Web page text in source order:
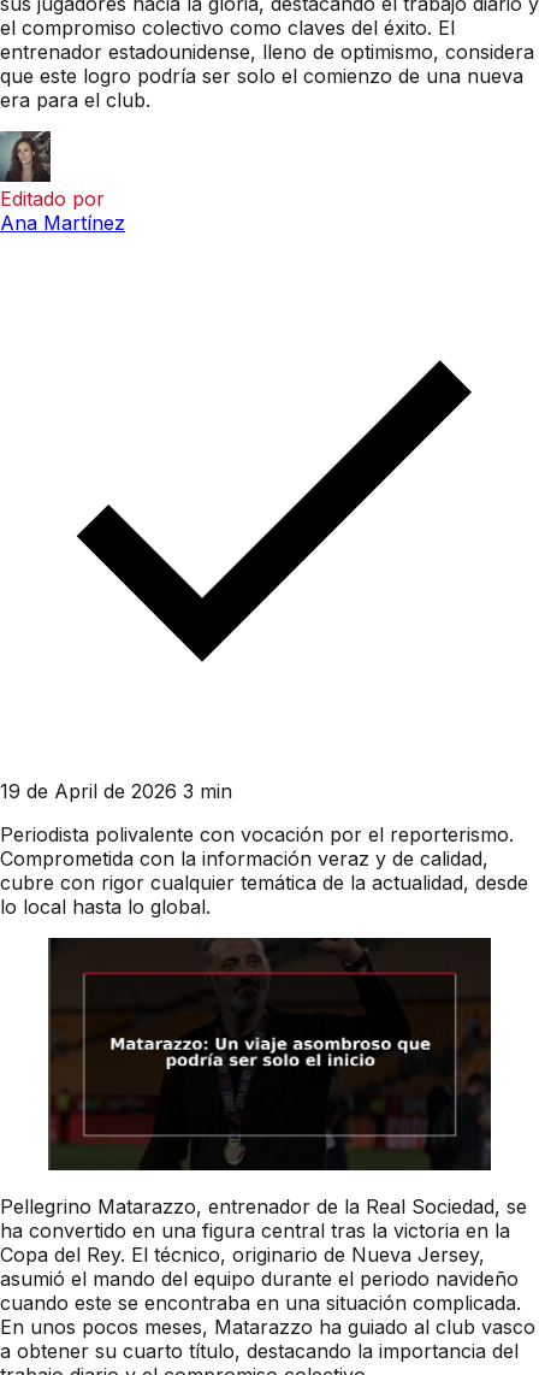
el compromiso colectivo como claves del éxito. El
entrenador estadounidense, lleno de optimismo, considera
que este logro podría ser solo el comienzo de una nueva
era para el club.
Editado por
Ana Martínez
19 de April de 2026 3 min
Periodista polivalente con vocación por el reporterismo.
Comprometida con la información veraz y de calidad,
cubre con rigor cualquier temática de la actualidad, desde
lo local hasta lo global.
Pellegrino Matarazzo, entrenador de la Real Sociedad, se
ha convertido en una figura central tras la victoria en la
Copa del Rey. El técnico, originario de Nueva Jersey,
asumió el mando del equipo durante el periodo navideño
cuando este se encontraba en una situación complicada.
En unos pocos meses, Matarazzo ha guiado al club vasco
a obtener su cuarto título, destacando la importancia del